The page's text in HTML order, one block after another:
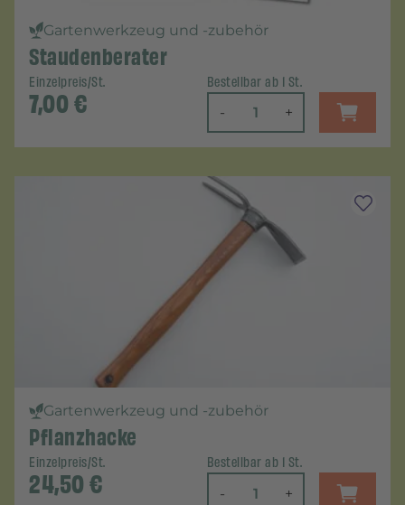
Gartenwerkzeug und -zubehör
Staudenberater
Einzelpreis/St.
7,00€
Bestellbar ab 1 St.
- +
Gartenwerkzeug und -zubehör
Pflanzhacke
Einzelpreis/St.
24,50€
Bestellbar ab 1 St.
- +